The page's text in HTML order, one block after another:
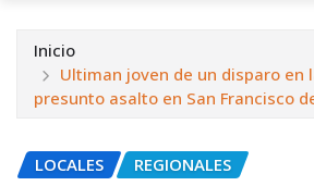
Inicio
Ultiman joven de un disparo en
presunto asalto en San Francisco
LOCALES REGIONALES